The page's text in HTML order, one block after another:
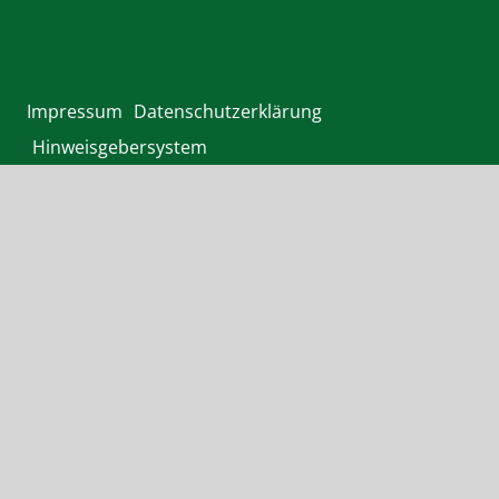
Impressum Datenschutzerklärung
Hinweisgebersystem